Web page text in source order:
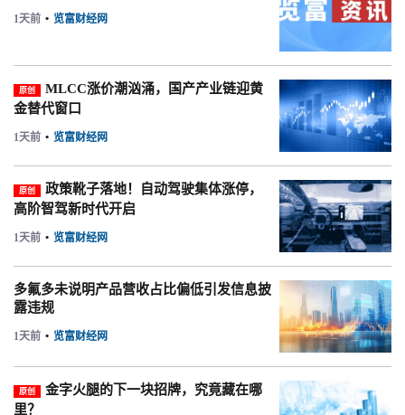
1天前 • 览富财经网
原创
MLCC涨价潮汹涌，国产产业链迎黄
金替代窗口
1天前 • 览富财经网
原创
政策靴子落地！自动驾驶集体涨停，
高阶智驾新时代开启
1天前 • 览富财经网
多氟多未说明产品营收占比偏低引发信息披
露违规
1天前 • 览富财经网
原创
金字火腿的下一块招牌，究竟藏在哪
里？